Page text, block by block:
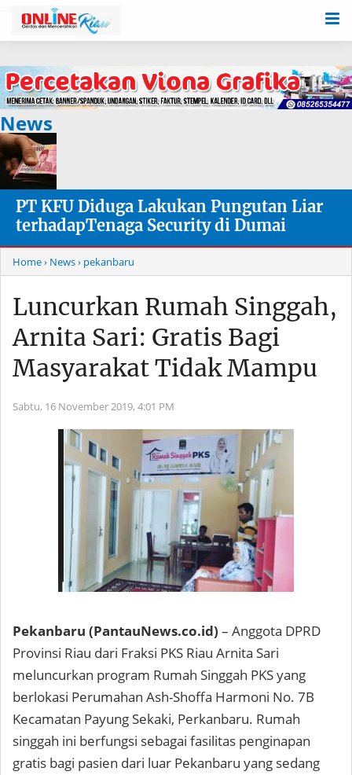
News
PT KFU Diduga Lakukan Pungutan Liar
terhadapTenaga Security di Dumai
Home› News› pekanbaru
Luncurkan Rumah Singgah,
Arnita Sari: Gratis Bagi
Masyarakat Tidak Mampu
Sabtu, 16 November 2019, 4:01 PM
Pekanbaru (PantauNews.co.id) – Anggota DPRD
Provinsi Riau dari Fraksi PKS Riau Arnita Sari
meluncurkan program Rumah Singgah PKS yang
berlokasi Perumahan Ash-Shoffa Harmoni No. 7B
Kecamatan Payung Sekaki, Perkanbaru. Rumah
singgah ini berfungsi sebagai fasilitas penginapan
gratis bagi pasien dari luar Pekanbaru yang sedang